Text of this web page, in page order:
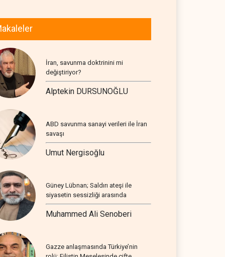
İran, savunma doktrinini mi
değiştiriyor?
Alptekin DURSUNOĞLU
ABD savunma sanayi verileri ile İran
savaşı
Umut Nergisoğlu
Güney Lübnan; Saldırı ateşi ile
siyasetin sessizliği arasında
Muhammed Ali Senoberi
Gazze anlaşmasında Türkiye’nin